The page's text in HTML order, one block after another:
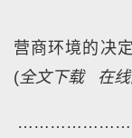
营商环境的决
(全文下载 在
……